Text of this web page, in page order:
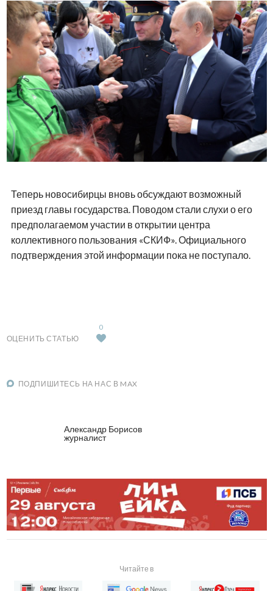
Теперь новосибирцы вновь обсуждают возможный
приезд главы государства. Поводом стали слухи о его
предполагаемом участии в открытии центра
коллективного пользования «СКИФ». Официального
подтверждения этой информации пока не поступало.
ОЦЕНИТЬ СТАТЬЮ
0
ПОДПИШИТЕСЬ НА НАС В MAX
Александр Борисов
журналист
Читайте в